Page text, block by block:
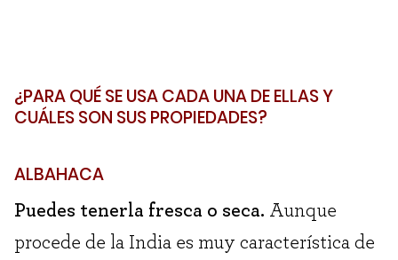
¿PARA QUÉ SE USA CADA UNA DE ELLAS Y
CUÁLES SON SUS PROPIEDADES?
ALBAHACA
Puedes tenerla fresca o seca. Aunque
procede de la India es muy característica de